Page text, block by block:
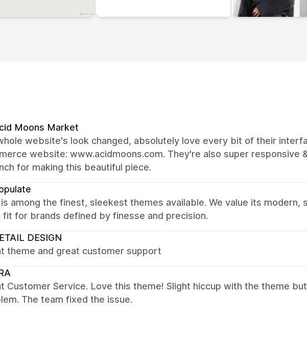
Moons Market
website's look changed, absolutely love every bit of their
website: www.acidmoons.com. They're also super responsive
for making this beautiful piece.
among the finest, sleekest themes available. We value its
fit for brands defined by finesse and precision.
DESIGN
theme and great customer support
Customer Service. Love this theme! Slight hiccup with the theme
The team fixed the issue.